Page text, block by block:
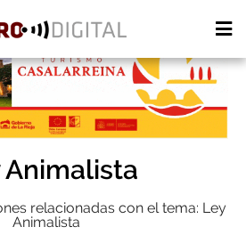
Animalista
relacionadas con el tema: Ley
Animalista